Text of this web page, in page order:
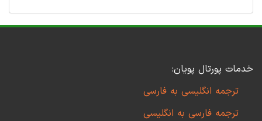
خدمات پورتال پویان:
ترجمه انگلیسی به فارسی
ترجمه فارسی به انگلیسی